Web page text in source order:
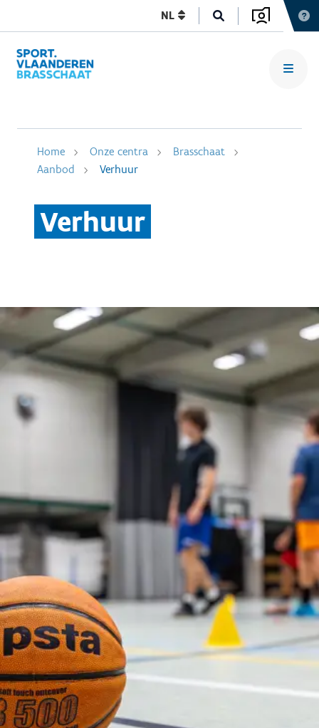
NL
Home Onze centra
Brasschaat
Aanbod
Verhuur
Verhuur